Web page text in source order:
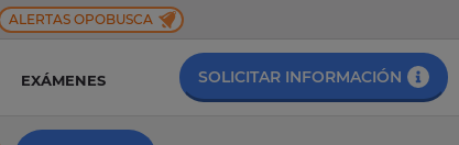
ALERTAS OPOBUSCA
EXÁMENES SOLICITAR INFORMACIÓN